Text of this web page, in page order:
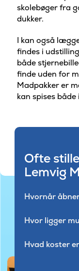
skolebøger fra
dukker.
I kan også
findes i
både
finde uden for
Madpakker er
kan spises
Ofte
Lemvig
Hvornår
Hvor ligger
Hvad koster
©Foto af Lemvig